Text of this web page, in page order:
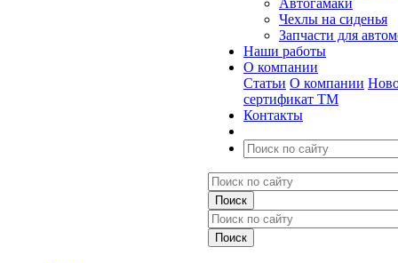
Автогамаки
Чехлы на сиденья
Запчасти для
Наши работы
О компании
Статьи О компании
сертификат ТМ
Контакты